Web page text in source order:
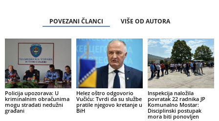
POVEZANI ČLANCI VIŠE OD AUTORA
Policija upozorava: U
kriminalnim obračunima
mogu stradati nedužni
građani
Helez oštro odgovorio
Vučiću: Tvrdi da su službe
pratile njegovo kretanje u
BiH
Inspekcija naložila
povratak 22 radnika JP
Komunalno Mostar:
Disciplinski postupak
mora biti ponovljen